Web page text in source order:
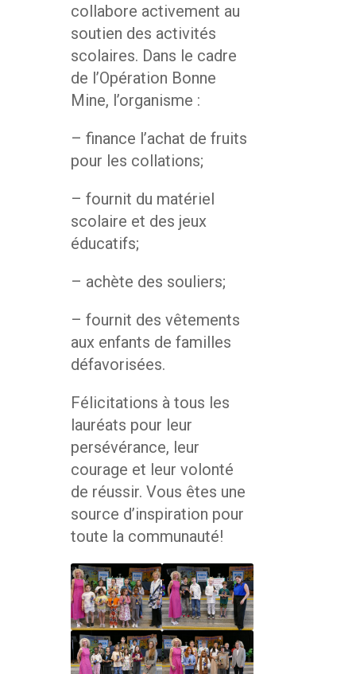
collabore activement au
soutien des activités
scolaires. Dans le cadre
de l’Opération Bonne
Mine, l’organisme :
– finance l’achat de fruits
pour les collations;
– fournit du matériel
scolaire et des jeux
éducatifs;
– achète des souliers;
– fournit des vêtements
aux enfants de familles
défavorisées.
Félicitations à tous les
lauréats pour leur
persévérance, leur
courage et leur volonté
de réussir. Vous êtes une
source d’inspiration pour
toute la communauté!